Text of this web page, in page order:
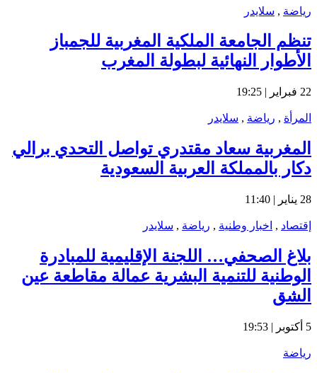
رياضة , سلايدر
تنظم الجامعة الملكية المغربية للجمباز
الأطوار النهائية لبطولة المغرب
22 فبراير | 19:25
المرأة , رياضة , سلايدر
المغربية سعاد مقتدري تواصل التحدي برالي
دكار بالمملكة العربية السعودية
28 يناير | 11:40
إقتصاد , اخبار وطنية , رياضة , سلايدر
بلاغ الصحفي… اللجنة الإقليمية للمبادرة
الوطنية للتنمية البشرية عمالة مقاطعة عين
الشق
5 أكتوبر | 19:53
رياضة